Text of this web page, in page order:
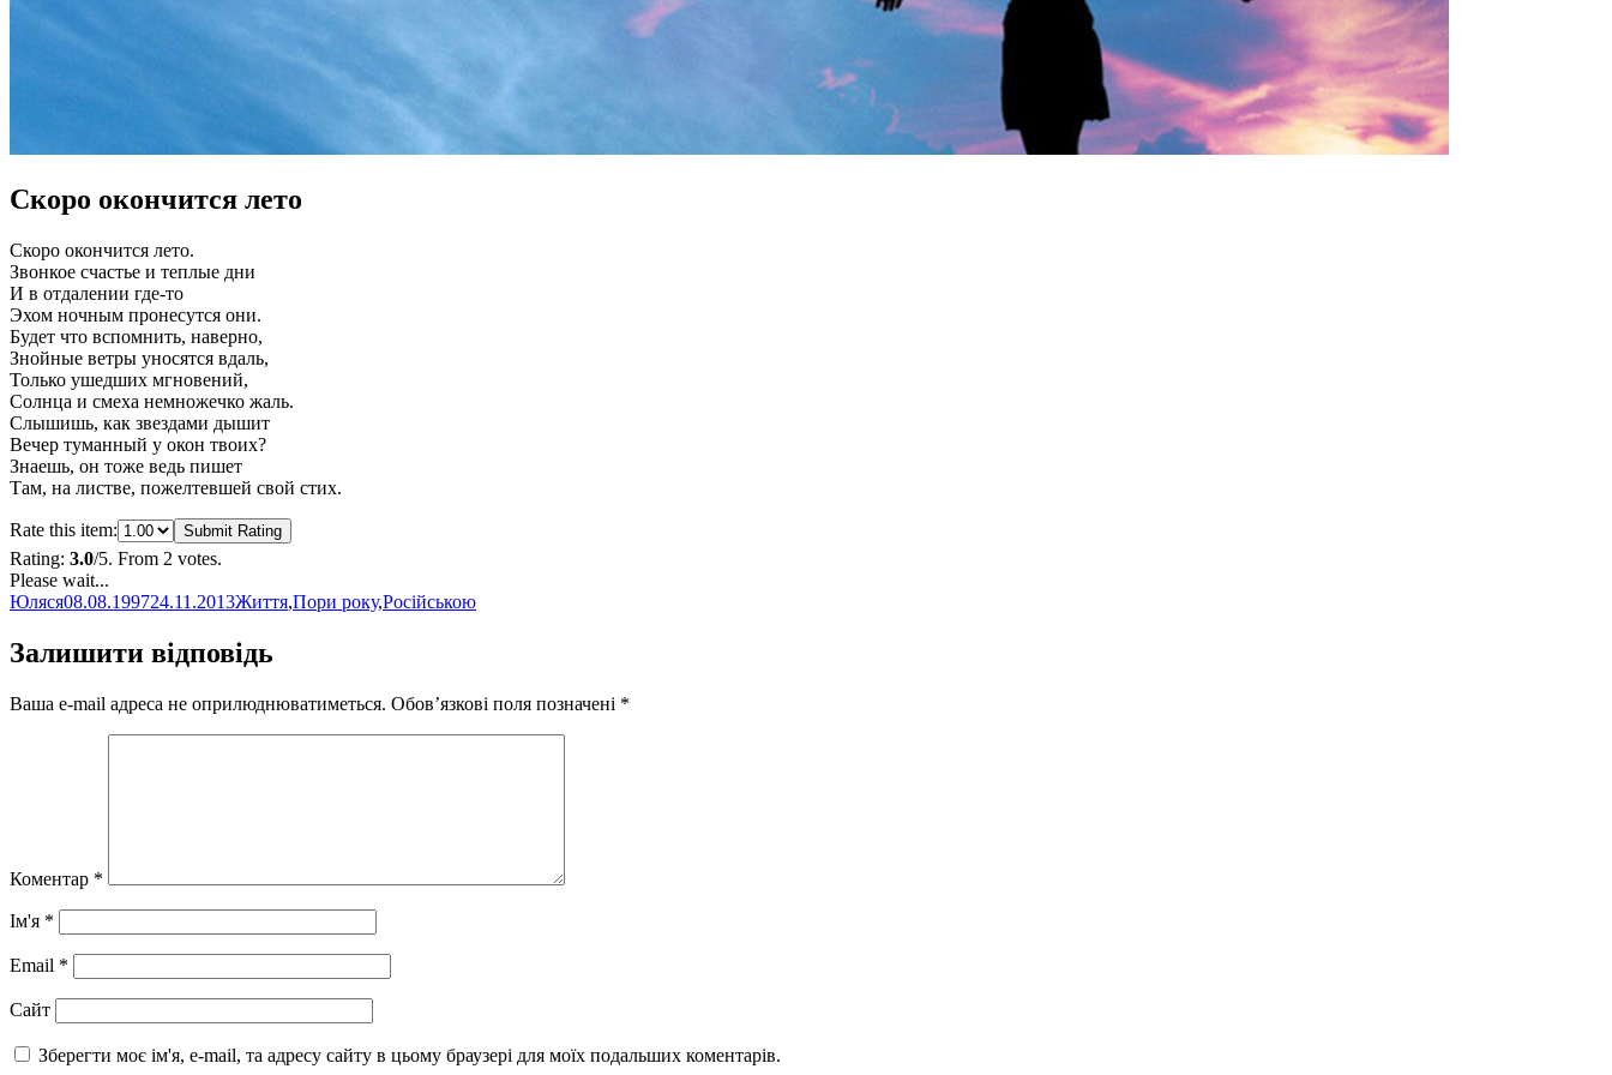
Скоро окончится лето
Скоро окончится лето.
Звонкое счастье и теплые дни
И в отдалении где-то
Эхом ночным пронесутся они.
Будет что вспомнить, наверно,
Знойные ветры уносятся вдаль,
Только ушедших мгновений,
Солнца и смеха немножечко жаль.
Слышишь, как звездами дышит
Вечер туманный у окон твоих?
Знаешь, он тоже ведь пишет
Там, на листве, пожелтевшей свой стих.
Rate this item: Submit Rating
Rating: 3.0/5. From 2 votes.
Please wait...
Автор
ЮлясяОприлюднено
08.08.199724.11.2013Категорії
Життя,Пори року,Російською
Залишити відповідь
Ваша e-mail адреса не оприлюднюватиметься. Обов’язкові поля позначені *
Коментар *
Ім'я *
Email *
Сайт
Зберегти моє ім'я, e-mail, та адресу сайту в цьому браузері для моїх подальших коментарів.